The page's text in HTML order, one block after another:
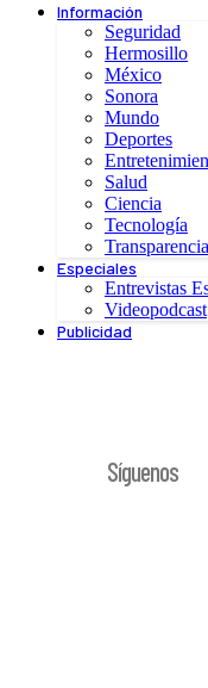
Información
Seguridad
Hermosillo
México
Sonora
Mundo
Deportes
Salud
Ciencia
Tecnología
Transparencia
Especiales
Entrevistas
Videopodcast
Publicidad
Síguenos